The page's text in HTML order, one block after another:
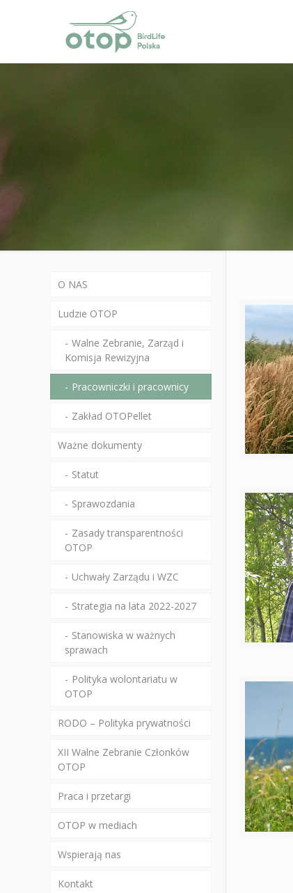
O NAS
Ludzie OTOP
Walne Zebranie, Zarząd i
Komisja Rewizyjna
Pracowniczki i pracownicy
Zakład OTOPellet
Ważne dokumenty
Statut
Sprawozdania
Zasady transparentności
OTOP
Uchwały Zarządu i WZC
Strategia na lata 2022-2027
Stanowiska w ważnych
sprawach
Polityka wolontariatu w
OTOP
RODO – Polityka prywatności
XII Walne Zebranie Członków
OTOP
Praca i przetargi
OTOP w mediach
Wspierają nas
Kontakt